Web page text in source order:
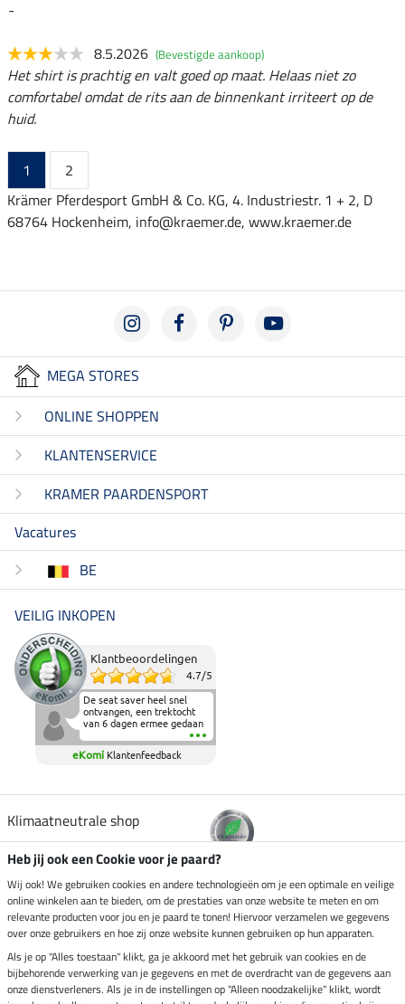
-
8.5.2026 (Bevestigde aankoop)
Het shirt is prachtig en valt goed op maat. Helaas niet zo
comfortabel omdat de rits aan de binnenkant irriteert op de
huid.
1
2
Krämer Pferdesport GmbH & Co. KG, 4. Industriestr. 1 + 2, D
68764 Hockenheim, info@kraemer.de, www.kraemer.de
MEGA STORES
ONLINE SHOPPEN
KLANTENSERVICE
KRAMER PAARDENSPORT
Vacatures
BE
VEILIG INKOPEN
Klantbeoordelingen
4.7/5
De seat saver heel snel
ontvangen, een trektocht
van 6 dagen ermee gedaan
en deze heeft de beproeving
fantastisch doorstaan.
Heerlijk zacht om op te
elkaar in het zadel.
eKomi Klantenfeedback
Klimaatneutrale shop
Verzending per
Veilig betalen met
Heb jij ook een Cookie voor je paard?
Wij ook! We gebruiken cookies en andere technologieën om je een optimale en veilige
online winkelen aan te bieden, om de prestaties van onze website te meten en om
relevante producten voor jou en je paard te tonen! Hiervoor verzamelen we gegevens
over onze gebruikers en hoe zij onze website kunnen gebruiken op hun apparaten.
Als je op "Alles toestaan" klikt, ga je akkoord met het gebruik van cookies en de
bijbehorende verwerking van je gegevens en met de overdracht van de gegevens aan
onze dienstverleners. Als je in de instellingen op "Alleen noodzakelijke" klikt, wordt